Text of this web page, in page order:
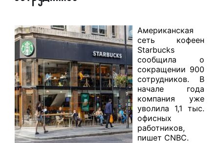
Американская
сеть кофеен
Starbucks
сообщила о
сокращении 900
сотрудников. В
начале года
компания уже
уволила 1,1 тыс.
офисных
работников,
пишет CNBC.